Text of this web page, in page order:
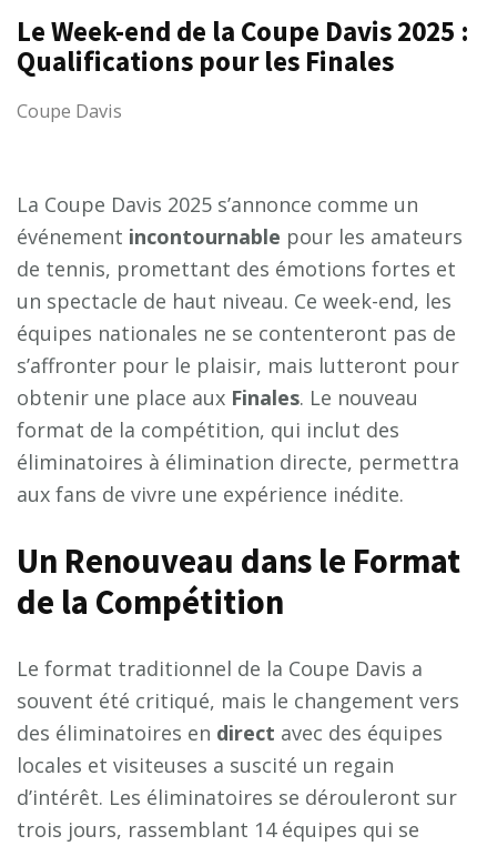
Le Week-end de la Coupe Davis 2025 :
Qualifications pour les Finales
Coupe Davis
La Coupe Davis 2025 s’annonce comme un
événement incontournable pour les amateurs
de tennis, promettant des émotions fortes et
un spectacle de haut niveau. Ce week-end, les
équipes nationales ne se contenteront pas de
s’affronter pour le plaisir, mais lutteront pour
obtenir une place aux Finales. Le nouveau
format de la compétition, qui inclut des
éliminatoires à élimination directe, permettra
aux fans de vivre une expérience inédite.
Un Renouveau dans le Format
de la Compétition
Le format traditionnel de la Coupe Davis a
souvent été critiqué, mais le changement vers
des éliminatoires en direct avec des équipes
locales et visiteuses a suscité un regain
d’intérêt. Les éliminatoires se dérouleront sur
trois jours, rassemblant 14 équipes qui se